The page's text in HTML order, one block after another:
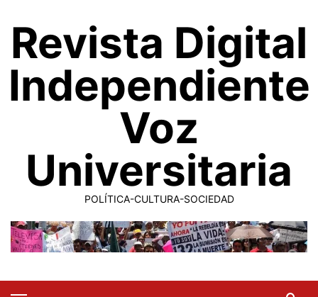
contenido
Revista Digital
Independiente
Voz
Universitaria
POLÍTICA-CULTURA-SOCIEDAD